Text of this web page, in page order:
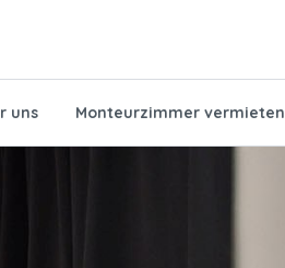
uns Monteurzimmer vermieten